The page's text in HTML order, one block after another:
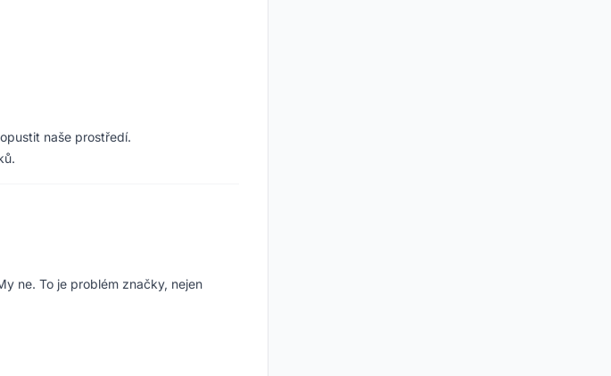
naše prostředí.
ne. To je problém značky, nejen